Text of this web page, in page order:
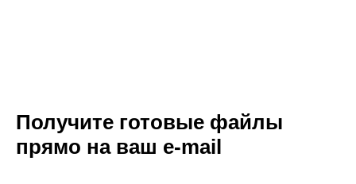
Получите готовые файлы
прямо на ваш e-mail